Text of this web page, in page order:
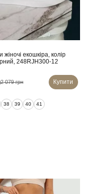
жіночі екошкіра, колір
248RJH300-12
2 079 грн Купити
38 39 40 41